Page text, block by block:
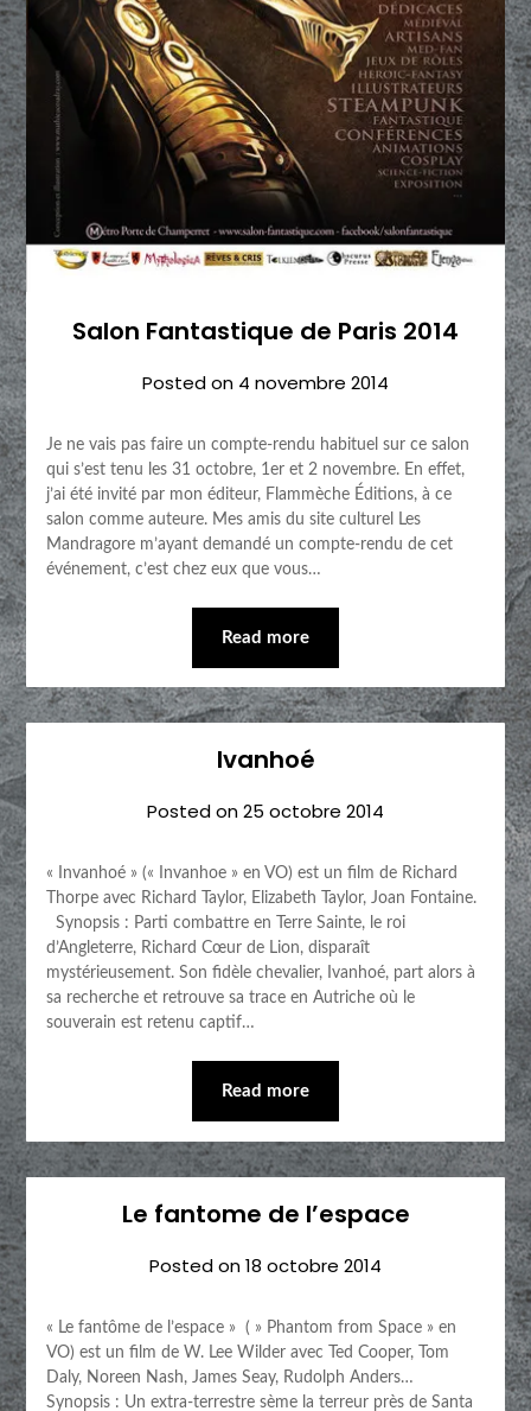
Salon Fantastique de Paris 2014
Posted on 4 novembre 2014
Je ne vais pas faire un compte-rendu habituel sur ce salon
qui s’est tenu les 31 octobre, 1er et 2 novembre. En effet,
j’ai été invité par mon éditeur, Flammèche Éditions, à ce
salon comme auteure. Mes amis du site culturel Les
Mandragore m’ayant demandé un compte-rendu de cet
événement, c’est chez eux que vous…
Read more
Ivanhoé
Posted on25 octobre 2014
« Invanhoé » (« Invanhoe » en VO) est un film de Richard
Thorpe avec Richard Taylor, Elizabeth Taylor, Joan Fontaine.
Synopsis : Parti combattre en Terre Sainte, le roi
d’Angleterre, Richard Cœur de Lion, disparaît
mystérieusement. Son fidèle chevalier, Ivanhoé, part alors à
sa recherche et retrouve sa trace en Autriche où le
souverain est retenu captif…
Read more
Le fantome de l’espace
Posted on18 octobre 2014
« Le fantôme de l’espace » ( » Phantom from Space » en
VO) est un film de W. Lee Wilder avec Ted Cooper, Tom
Daly, Noreen Nash, James Seay, Rudolph Anders…
Synopsis : Un extra-terrestre sème la terreur près de Santa